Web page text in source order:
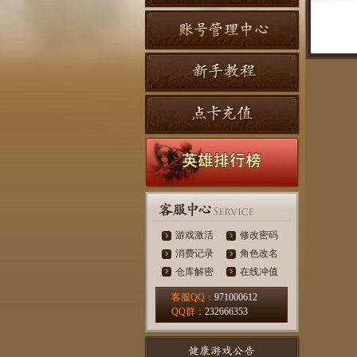
游戏激活
修改密码
消费记录
角色改名
仓库解密
在线冲值
客服QQ： 971000612
QQ群： 232666353